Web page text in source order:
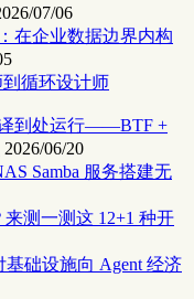
07/06
在企业数据边界内构
到循环设计师
译到处运行——BTF +
2026/06/20
Samba 服务搭建无
测一测这 12+1 种开
基础设施向 Agent 经济